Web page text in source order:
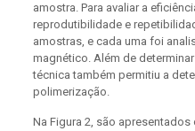
amostra. Para avaliar a
reprodutibilidade e
amostras, e cada uma foi
magnético. Além de
técnica também permitiu a
polimerização.
Na Figura 2, são